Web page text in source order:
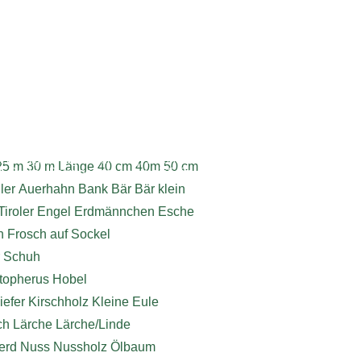
m 30 m Länge 40 cm 40m 50 cm
Auerhahn Bank Bär Bär klein
Engel Erdmännchen Esche
Frosch auf Sockel
Schuh
Hobel
Kirschholz Kleine Eule
Lärche Lärche/Linde
Nuss Nussholz Ölbaum
Programmierung, Webhosting
Roman Baumgartner | www.dieSeite.at